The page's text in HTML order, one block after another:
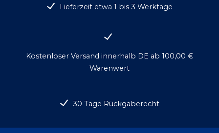
Lieferzeit etwa 1 bis 3 Werktage
Kostenloser Versand innerhalb DE ab 100,00 €
Warenwert
30 Tage Rückgaberecht